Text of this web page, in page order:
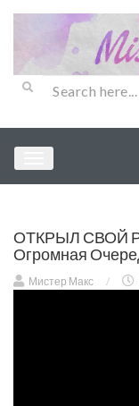
ОТКРЫЛ СВОЙ
Огромная
Мистер Макс /